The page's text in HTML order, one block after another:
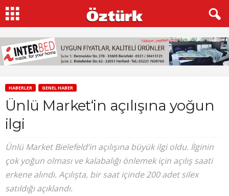
HABERLER GENEL HABER
Ünlü Market‘in açılışına yoğun
ilgi
Ünlü Market Bielefeld‘in açılışına büyük ilgi oldu. İlginin
çok yoğun olması ve kalabalığı önlemek için açılış saati
erkene alındı. Açılışta, bir saat içinde 200 adet silex
satıldığı açıklandı.